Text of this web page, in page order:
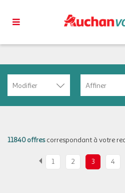
Modifier Affiner
11840 offrescorrespondant à votre
1 2 3 4